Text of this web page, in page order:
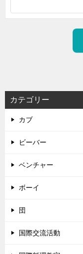
カテゴリー
カブ
ビーバー
ベンチャー
ボーイ
団
国際交流活動